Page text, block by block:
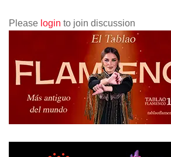
Please login to join discussion